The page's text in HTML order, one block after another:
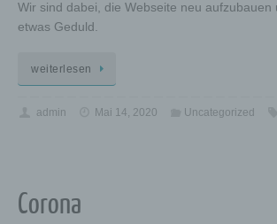
Wir sind dabei, die Webseite neu aufzubauen
etwas Geduld.
weiterlesen
admin Mai 14, 2020 Uncategorized
Corona